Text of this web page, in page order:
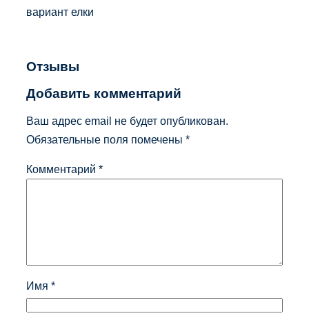
вариант елки
Отзывы
Добавить комментарий
Ваш адрес email не будет опубликован.
Обязательные поля помечены *
Комментарий *
Имя *